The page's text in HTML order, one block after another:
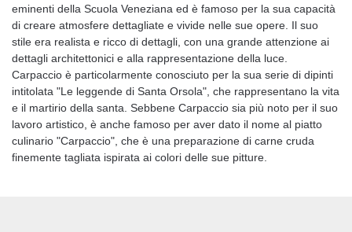
eminenti della Scuola Veneziana ed è famoso per la sua capacità
di creare atmosfere dettagliate e vivide nelle sue opere. Il suo
stile era realista e ricco di dettagli, con una grande attenzione ai
dettagli architettonici e alla rappresentazione della luce.
Carpaccio è particolarmente conosciuto per la sua serie di dipinti
intitolata "Le leggende di Santa Orsola", che rappresentano la vita
e il martirio della santa. Sebbene Carpaccio sia più noto per il suo
lavoro artistico, è anche famoso per aver dato il nome al piatto
culinario "Carpaccio", che è una preparazione di carne cruda
finemente tagliata ispirata ai colori delle sue pitture.